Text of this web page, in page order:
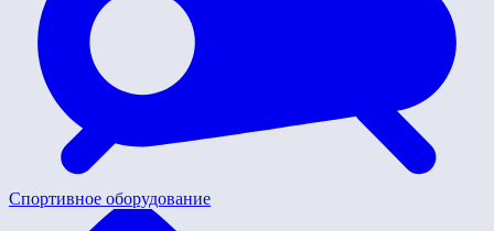
Спортивное оборудование